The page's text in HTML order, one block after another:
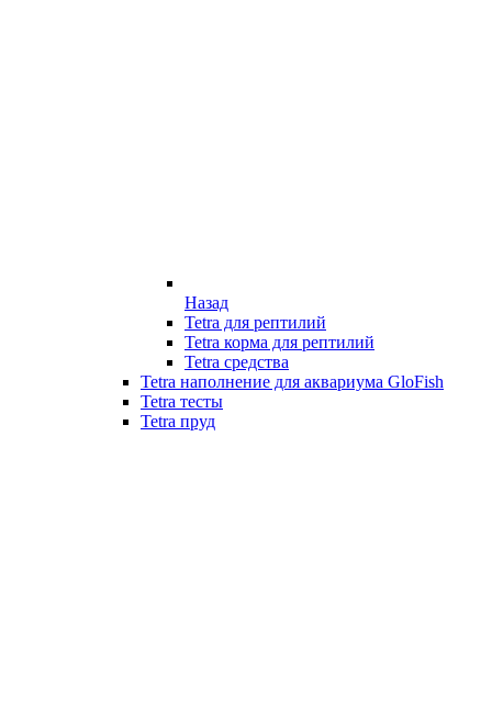
Назад
Tetra для рептилий
Tetra корма для рептилий
Tetra средства
Tetra наполнение для аквариума GloFish
Tetra тесты
Tetra пруд